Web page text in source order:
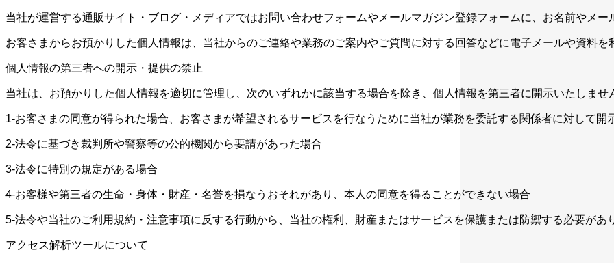
当社が運営する通販サイト・ブログ・メディアではお問い合わせフォームやメールマガジン登録フォームに、お名前やメ
お客さまからお預かりした個人情報は、当社からのご連絡や業務のご案内やご質問に対する回答などに電子メールや資料
個人情報の第三者への開示・提供の禁止
当社は、お預かりした個人情報を適切に管理し、次のいずれかに該当する場合を除き、個人情報を第三者に開示いたしませ
1-お客さまの同意が得られた場合、お客さまが希望されるサービスを行なうために当社が業務を委託する関係者に対して
2-法令に基づき裁判所や警察等の公的機関から要請があった場合
3-法令に特別の規定がある場合
4-お客様や第三者の生命・身体・財産・名誉を損なうおそれがあり、本人の同意を得ることができない場合
5-法令や当社のご利用規約・注意事項に反する行動から、当社の権利、財産またはサービスを保護または防禦する必要が
アクセス解析ツールについて